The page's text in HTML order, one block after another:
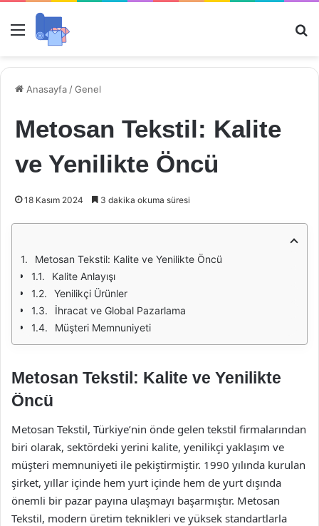
Menü
Anasayfa /Genel
Metosan Tekstil: Kalite
ve Yenilikte Öncü
18 Kasım 2024 3 dakika okuma süresi
Metosan Tekstil: Kalite ve Yenilikte Öncü
Kalite Anlayışı
Yenilikçi Ürünler
İhracat ve Global Pazarlama
Müşteri Memnuniyeti
Metosan Tekstil: Kalite ve Yenilikte
Öncü
Metosan Tekstil, Türkiye’nin önde gelen tekstil firmalarından
biri olarak, sektördeki yerini kalite, yenilikçi yaklaşım ve
müşteri memnuniyeti ile pekiştirmiştir. 1990 yılında kurulan
şirket, yıllar içinde hem yurt içinde hem de yurt dışında
önemli bir pazar payına ulaşmayı başarmıştır. Metosan
Tekstil, modern üretim teknikleri ve yüksek standartlarla